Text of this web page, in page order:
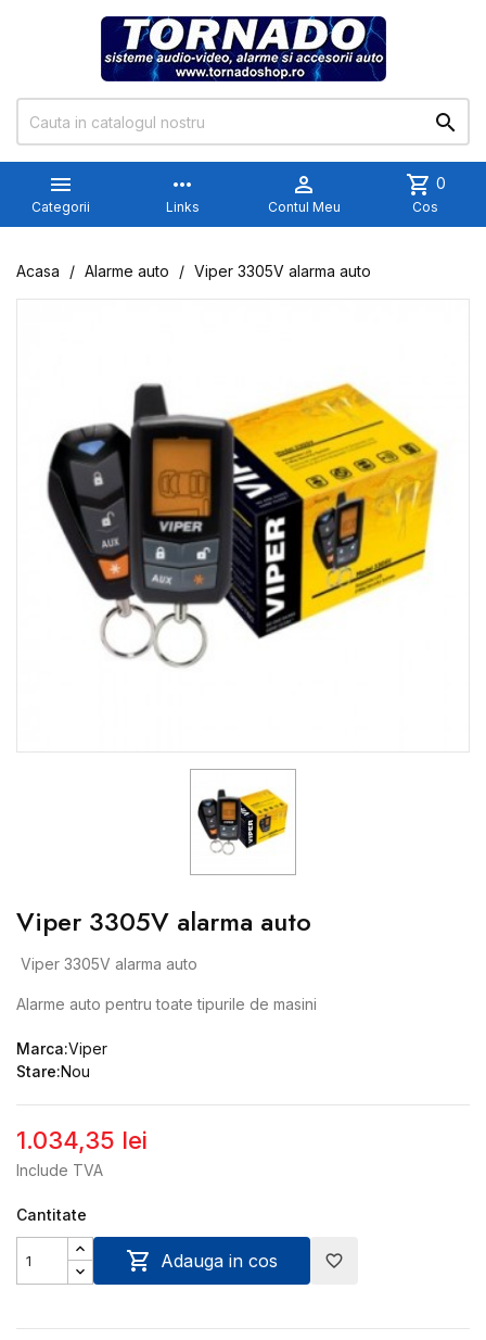


Categorii
more_horiz
Links

Contul Meu
shopping_cart 0
Cos
Acasa Alarme auto Viper 3305V alarma auto
Viper 3305V alarma auto
Viper 3305V alarma auto
Alarme auto pentru toate tipurile de masini
Marca:Viper
Stare:Nou
1.034,35 lei
Include TVA
Cantitate
 Adauga in cos favorite_border